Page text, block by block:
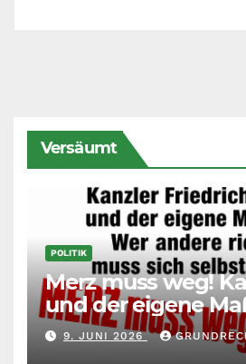
Versäumt
POLITIK
Merz muss weg!
und der eigene
andere richtet,
selbst richten
9. JUNI 2026